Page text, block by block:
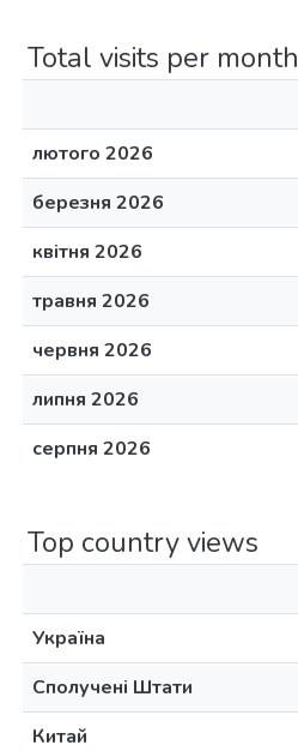
Total visits per month
лютого 2026
березня 2026
квітня 2026
травня 2026
червня 2026
липня 2026
серпня 2026
Top country views
Україна
Сполучені Штати
Китай